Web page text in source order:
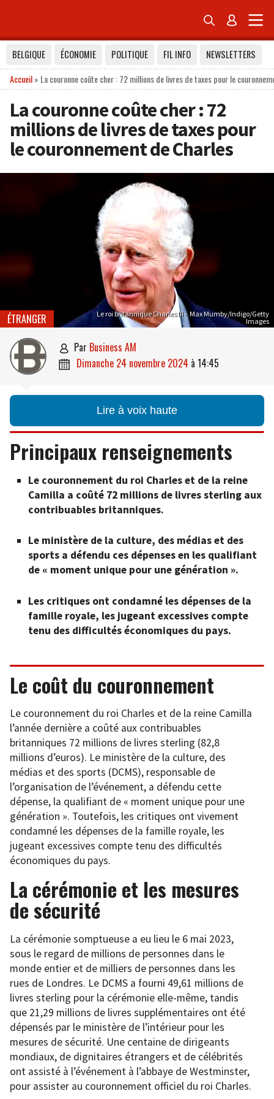
 
BELGIQUE ÉCONOMIE POLITIQUE FIL INFO
NEWSLETTERS
Accueil» La couronne coûte cher : 72 millions de livres de taxes pour le
La couronne coûte cher : 72
millions de livres de taxes pour
le couronnement de Charles
Le roi britannique Charles III – Max Mumby/Indigo/Getty
Images
ÉTRANGER
 par Business AM
 dimanche 24 novembre 2024 à 14:45
Lire à voix haute
Principaux renseignements
Le couronnement du roi Charles et de la reine
Camilla a coûté 72 millions de livres sterling aux
contribuables britanniques.
Le ministère de la culture, des médias et des
sports a défendu ces dépenses en les qualifiant
de « moment unique pour une génération ».
Les critiques ont condamné les dépenses de la
famille royale, les jugeant excessives compte
tenu des difficultés économiques du pays.
Le coût du couronnement
Le couronnement du roi Charles et de la reine Camilla
l’année dernière a coûté aux contribuables
britanniques 72 millions de livres sterling (82,8
millions d’euros). Le ministère de la culture, des
médias et des sports (DCMS), responsable de
l’organisation de l’événement, a défendu cette
dépense, la qualifiant de « moment unique pour une
génération ». Toutefois, les critiques ont vivement
condamné les dépenses de la famille royale, les
jugeant excessives compte tenu des difficultés
économiques du pays.
La cérémonie et les mesures
de sécurité
La cérémonie somptueuse a eu lieu le 6 mai 2023,
sous le regard de millions de personnes dans le
monde entier et de milliers de personnes dans les
rues de Londres. Le DCMS a fourni 49,61 millions de
livres sterling pour la cérémonie elle-même, tandis
que 21,29 millions de livres supplémentaires ont été
dépensés par le ministère de l’intérieur pour les
mesures de sécurité. Une centaine de dirigeants
mondiaux, de dignitaires étrangers et de célébrités
ont assisté à l’événement à l’abbaye de Westminster,
pour assister au couronnement officiel du roi Charles.